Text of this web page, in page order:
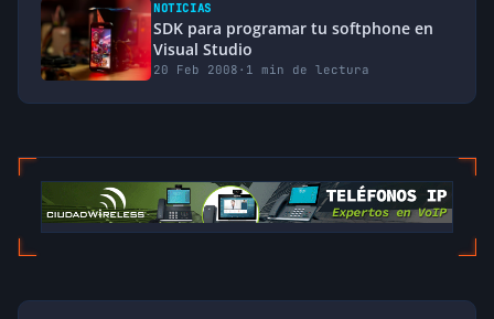
NOTICIAS
SDK para programar tu softphone en
Visual Studio
20 Feb 2008 · 1 min de lectura